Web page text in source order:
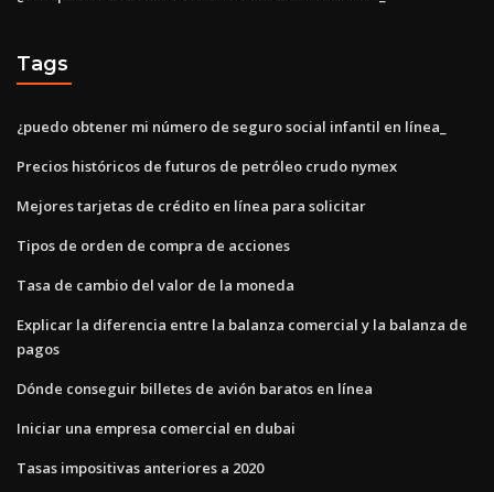
Tags
¿puedo obtener mi número de seguro social infantil en línea_
Precios históricos de futuros de petróleo crudo nymex
Mejores tarjetas de crédito en línea para solicitar
Tipos de orden de compra de acciones
Tasa de cambio del valor de la moneda
Explicar la diferencia entre la balanza comercial y la balanza de
pagos
Dónde conseguir billetes de avión baratos en línea
Iniciar una empresa comercial en dubai
Tasas impositivas anteriores a 2020